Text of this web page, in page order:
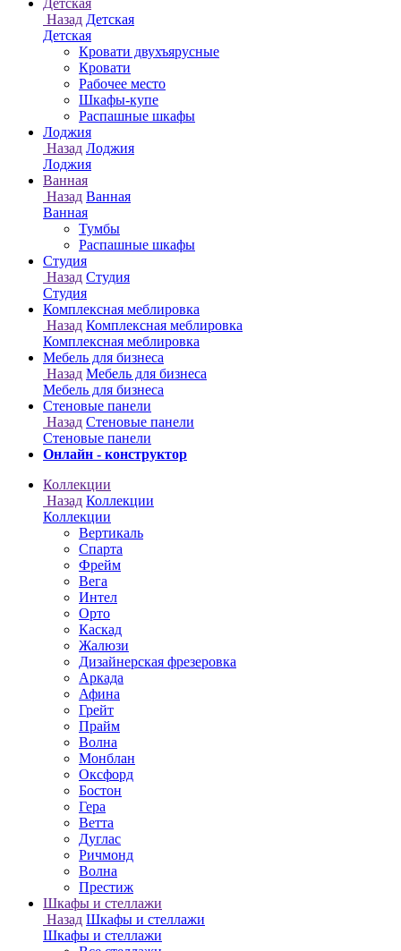
Онлайн - конструктор